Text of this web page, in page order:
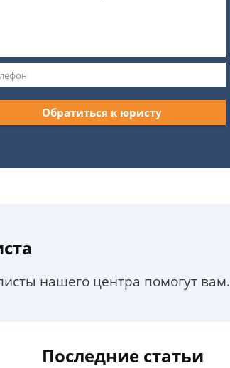
Обратиться к юристу
нашего центра помогут вам.
Последние статьи